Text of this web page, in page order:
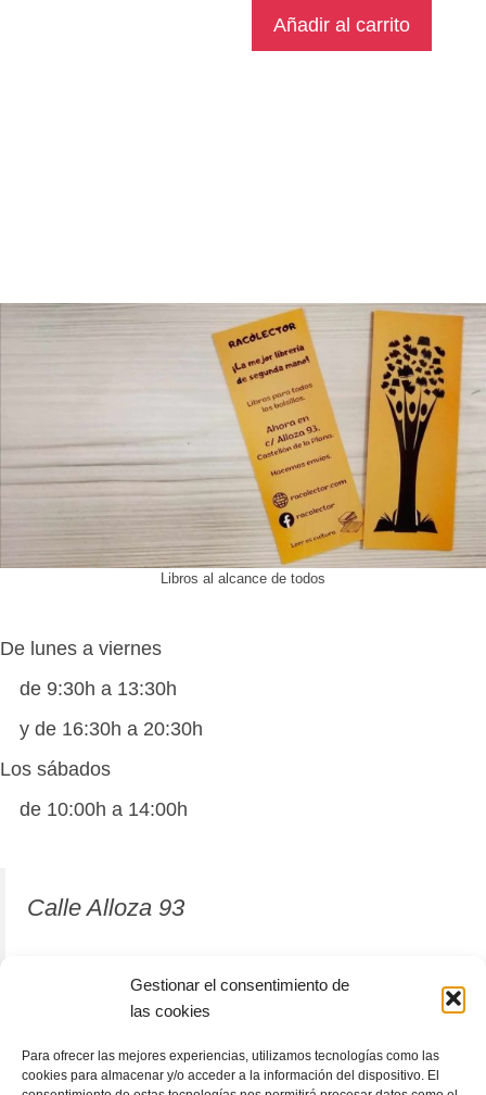
Gestionar el consentimiento de
las cookies
Para ofrecer las mejores experiencias, utilizamos tecnologías como las
cookies para almacenar y/o acceder a la información del dispositivo. El
Añadir al carrito
Libros al alcance de todos
De lunes a viernes
de 9:30h a 13:30h
y de 16:30h a 20:30h
Los sábados
de 10:00h a 14:00h
Calle Alloza 93
12001 Castellón de la Plana
964 81 37 63